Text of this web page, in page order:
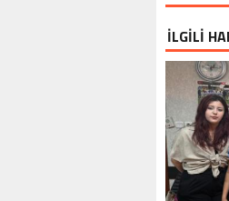
İLGİLİ